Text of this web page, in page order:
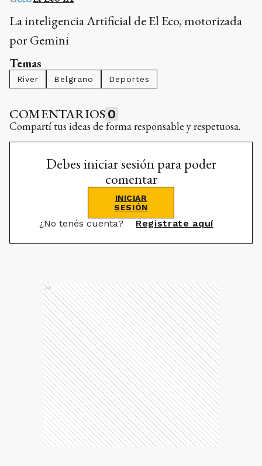
La inteligencia Artificial de El Eco, motorizada
por Gemini
Temas
River Belgrano Deportes
COMENTARIOS 0
Compartí tus ideas de forma responsable y respetuosa.
Debes iniciar sesión para poder
comentar
INICIAR
SESIÓN
¿No tenés cuenta? Registrate aquí
Ads